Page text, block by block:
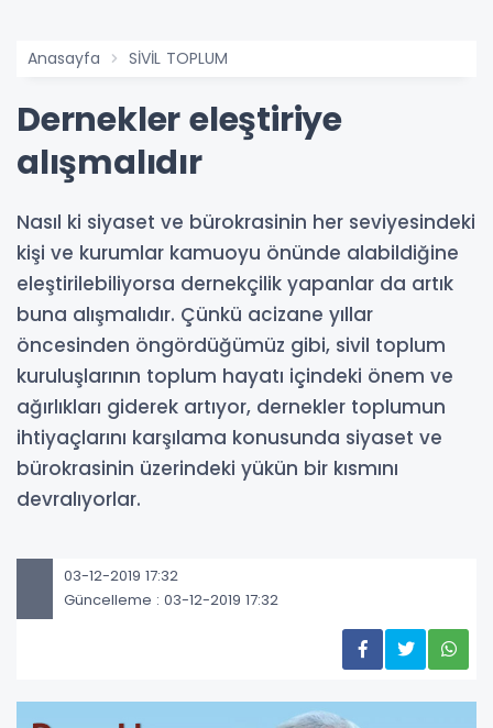
Anasayfa SİVİL TOPLUM
Dernekler eleştiriye
alışmalıdır
Nasıl ki siyaset ve bürokrasinin her seviyesindeki
kişi ve kurumlar kamuoyu önünde alabildiğine
eleştirilebiliyorsa dernekçilik yapanlar da artık
buna alışmalıdır. Çünkü acizane yıllar
öncesinden öngördüğümüz gibi, sivil toplum
kuruluşlarının toplum hayatı içindeki önem ve
ağırlıkları giderek artıyor, dernekler toplumun
ihtiyaçlarını karşılama konusunda siyaset ve
bürokrasinin üzerindeki yükün bir kısmını
devralıyorlar.
03-12-2019 17:32
Güncelleme : 03-12-2019 17:32